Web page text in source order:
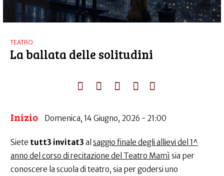
TEATRO
La ballata delle solitudini
Inizio Domenica, 14 Giugno, 2026 - 21:00
Siete tutt3 invitat3 al saggio finale degli allievi del 1^
anno del corso di recitazione del Teatro Mamì sia per
conoscere la scuola di teatro, sia per godersi uno